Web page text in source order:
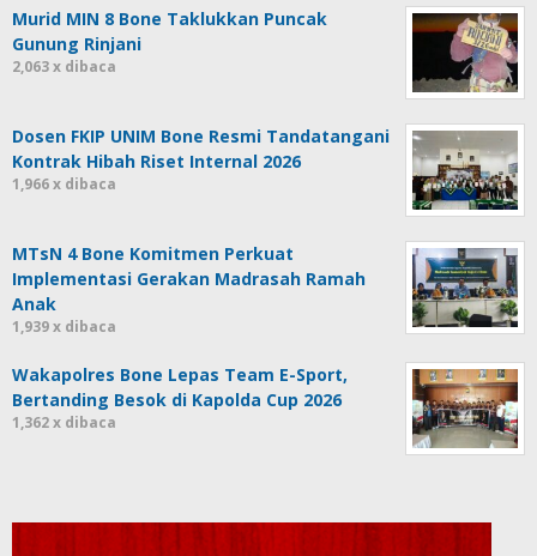
Murid MIN 8 Bone Taklukkan Puncak
Gunung Rinjani
2,063 x dibaca
Dosen FKIP UNIM Bone Resmi Tandatangani
Kontrak Hibah Riset Internal 2026
1,966 x dibaca
MTsN 4 Bone Komitmen Perkuat
Implementasi Gerakan Madrasah Ramah
Anak
1,939 x dibaca
Wakapolres Bone Lepas Team E-Sport,
Bertanding Besok di Kapolda Cup 2026
1,362 x dibaca